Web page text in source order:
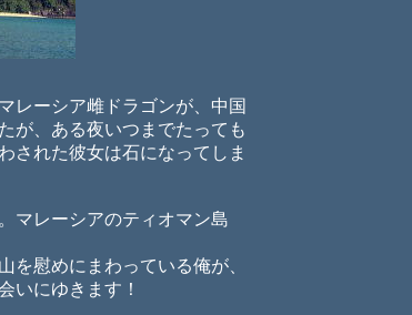
レーシア雌ドラゴンが、中国
が、ある夜いつまでたっても
された彼女は石になってしま
マレーシアのティオマン島
を慰めにまわっている俺が、
いにゆきます！